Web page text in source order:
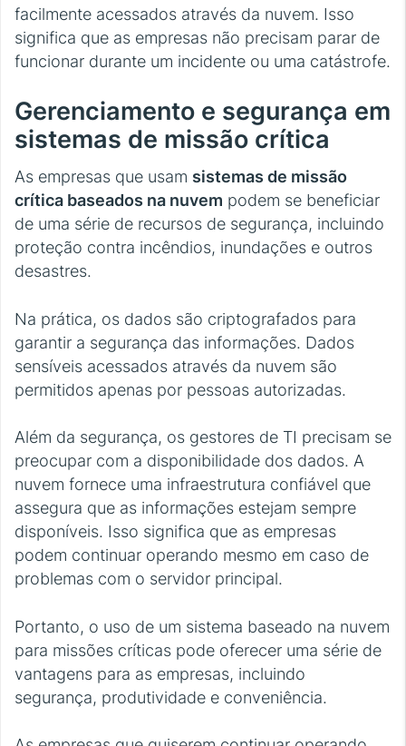
facilmente acessados através da nuvem. Isso
significa que as empresas não precisam parar de
funcionar durante um incidente ou uma catástrofe.
Gerenciamento e segurança em
sistemas de missão crítica
As empresas que usam sistemas de missão
crítica baseados na nuvem podem se beneficiar
de uma série de recursos de segurança, incluindo
proteção contra incêndios, inundações e outros
desastres.
Na prática, os dados são criptografados para
garantir a segurança das informações. Dados
sensíveis acessados através da nuvem são
permitidos apenas por pessoas autorizadas.
Além da segurança, os gestores de TI precisam se
preocupar com a disponibilidade dos dados. A
nuvem fornece uma infraestrutura confiável que
assegura que as informações estejam sempre
disponíveis. Isso significa que as empresas
podem continuar operando mesmo em caso de
problemas com o servidor principal.
Portanto, o uso de um sistema baseado na nuvem
para missões críticas pode oferecer uma série de
vantagens para as empresas, incluindo
segurança, produtividade e conveniência.